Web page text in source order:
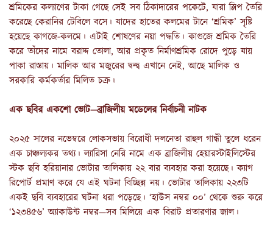
শ্রমিকের কল্যাণের টাকা গেছে সেই সব ঠিকাদারের পকেটে, যারা স্লিপ তৈরি
করেছে কেরানির টেবিলে বসে। যাদের হাতের কলমের টানে ‘শ্রমিক’ সৃষ্টি
হয়েছে কাগজে-কলমে। এটাই শোষণের নয়া পদ্ধতি। কাগুজে শ্রমিক তৈরি
করে তাঁদের নামে বরাদ্দ তোলা, আর প্রকৃত নির্মাণশ্রমিক রোদে পুড়ে যায়
পাকা রাস্তায়। মালিক আর মজুরের দ্বন্দ্ব এখানে নেই, আছে মালিক ও
সরকারি কর্মকর্তার মিলিত চক্র।
এক ছবির একশো ভোট—ব্রাজিলীয় মডেলের নির্বাচনী নাটক
২০২৫ সালের নভেম্বরে লোকসভায় বিরোধী দলনেতা রাহুল গান্ধী তুলে ধরেন
এক চাঞ্চল্যকর তথ্য। ল্যারিসা নেরি নামে এক ব্রাজিলীয় হেয়ারস্টাইলিস্টের
স্টক ছবি হরিয়ানার ভোটার তালিকায় ২২ বার ব্যবহার করা হয়েছে। ক্যাগ
রিপোর্ট প্রমাণ করে যে এই ঘটনা বিচ্ছিন্ন নয়। ভোটার তালিকায় ২২৩টি
একই ছবি ব্যবহারের ঘটনা ধরা পড়েছে। ‘হাউস নম্বর ০০’ থেকে শুরু করে
‘১২৩৪৫৬’ অ্যাকাউন্ট নম্বর—সব মিলিয়ে এক বিরাট প্রতারণার জাল।